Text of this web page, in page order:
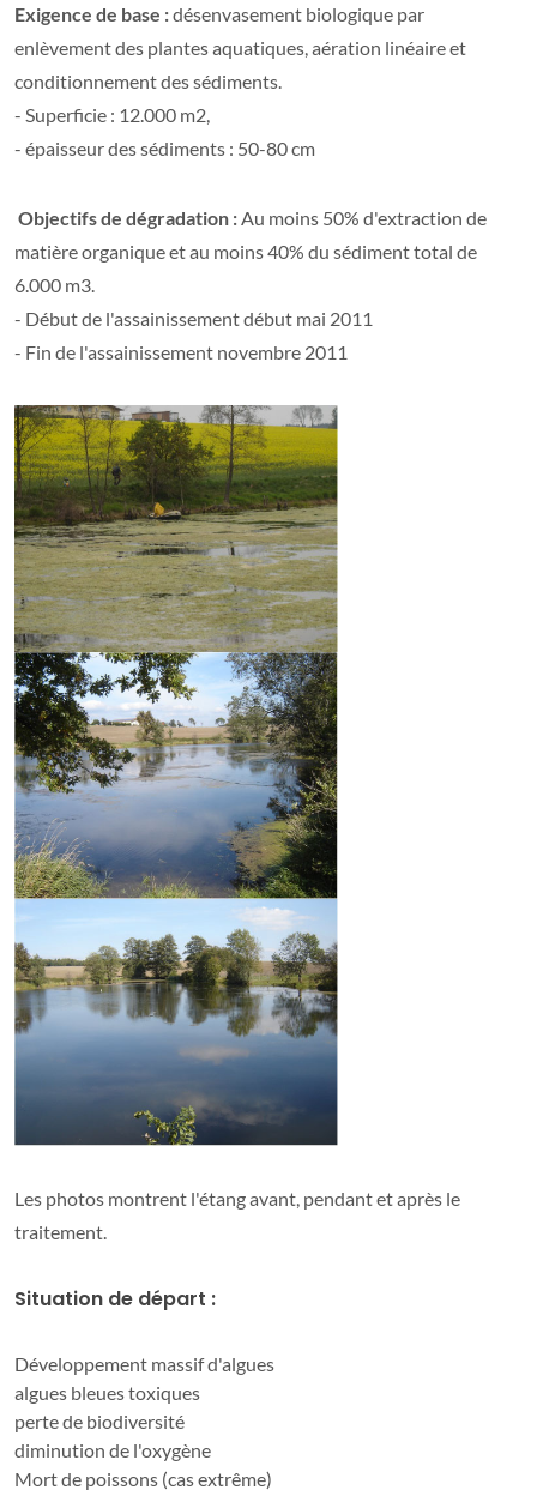
Exigence de base :désenvasement biologique par
enlèvement des plantes aquatiques, aération linéaire et
conditionnement des sédiments.
- Superficie : 12.000 m2,
- épaisseur des sédiments : 50-80 cm
Objectifs de dégradation :Au moins 50% d'extraction de
matière organique et au moins 40% du sédiment total de
6.000 m3.
- Début de l'assainissement début mai 2011
- Fin de l'assainissement novembre 2011
Les photos montrent l'étang avant, pendant et après le
traitement.
Situation de départ :
Développement massif d'algues
algues bleues toxiques
perte de biodiversité
diminution de l'oxygène
Mort de poissons (cas extrême)